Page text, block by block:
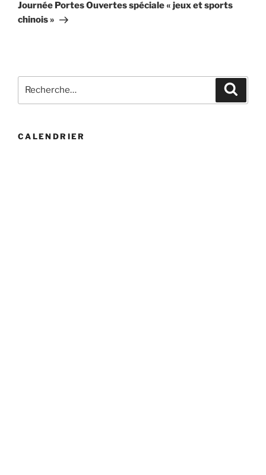
Journée Portes Ouvertes spéciale « jeux et sports
chinois »
pour
CALENDRIER